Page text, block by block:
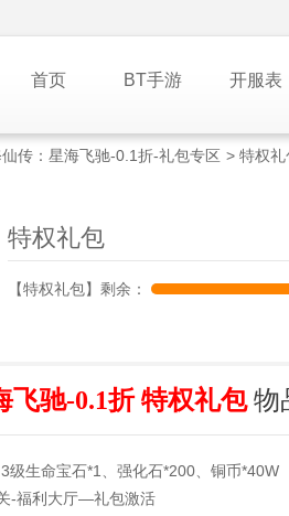
首页 BT手游 开服表
仙传：星海飞驰-0.1折-礼包专区 > 特权礼
特权礼包
【特权礼包】剩余：
飞驰-0.1折 特权礼包物
级生命宝石*1、强化石*200、铜币*40W
-福利大厅—礼包激活